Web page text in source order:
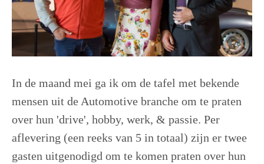
In de maand mei ga ik om de tafel met bekende
mensen uit de Automotive branche om te praten
over hun 'drive', hobby, werk, & passie. Per
aflevering (een reeks van 5 in totaal) zijn er twee
gasten uitgenodigd om te komen praten over hun